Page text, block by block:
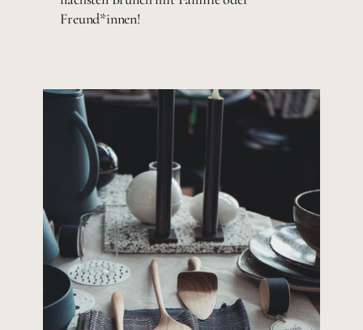
Freund*innen!